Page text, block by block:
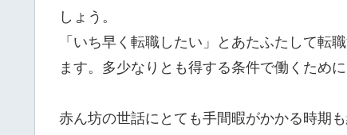
しょう。
「いち早く転職したい」とあたふたして転
ます。多少なりとも得する条件で働くため
赤ん坊の世話にとても手間暇がかかる時期